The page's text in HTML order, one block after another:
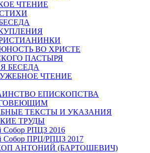
ЧТЕНИЕ
ВО ХРИСТЕ
ПАСТЫРЯ
БЕСЕДА
ЧТЕНИЕ
ЕПИСКОПСТВА
ТЕКСТЫ И УКАЗАНИЯ
ТРУДЫ
Собор РПЦЗ 2016
Собор ПРЦ/РПЦЗ 2017
АНТОНИЙ (БАРТОШЕВИЧ)